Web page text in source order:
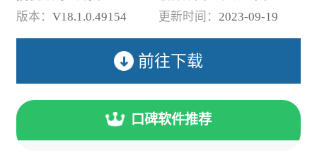
版本：V18.1.0.49154 更新时间： 2023-09-19
前往下载
口碑软件推荐